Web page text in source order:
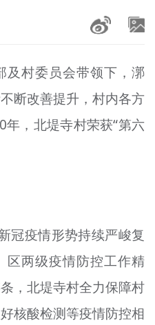
+
+
及村委员会带领下，漷
断改善提升，村内各方
，北堤寺村荣获“第六
冠疫情形势持续严峻复
区两级疫情防控工作精
，北堤寺村全力保障村
核酸检测等疫情防控相